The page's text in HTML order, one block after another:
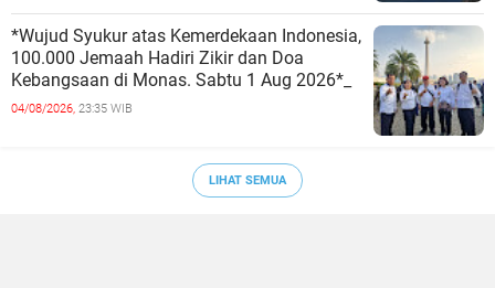
*Wujud Syukur atas Kemerdekaan Indonesia,
100.000 Jemaah Hadiri Zikir dan Doa
Kebangsaan di Monas. Sabtu 1 Aug 2026*_
04/08/2026, 23:35 WIB
LIHAT SEMUA